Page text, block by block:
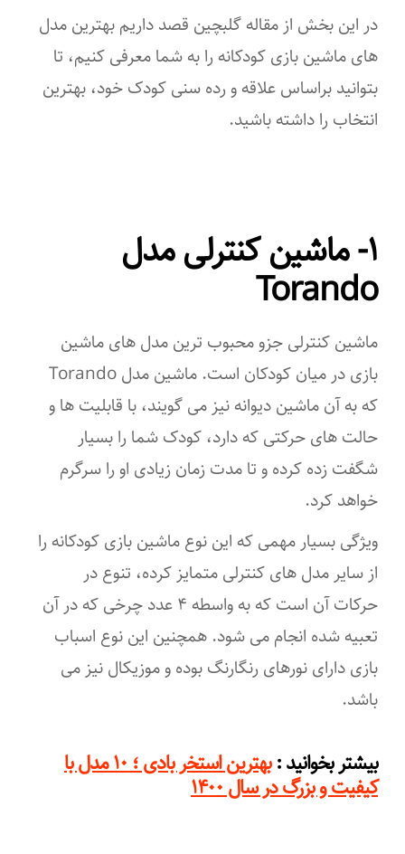
در این بخش از مقاله گلبچین قصد داریم بهترین مدل
های ماشین بازی کودکانه را به شما معرفی کنیم، تا
بتوانید براساس علاقه و رده سنی کودک خود، بهترین
انتخاب را داشته باشید.
۱- ماشین کنترلی مدل
Torando
ماشین کنترلی جزو محبوب ترین مدل های ماشین
بازی در میان کودکان است. ماشین مدل Torando
که به آن ماشین دیوانه نیز می گویند، با قابلیت ها و
حالت های حرکتی که دارد، کودک شما را بسیار
شگفت زده کرده و تا مدت زمان زیادی او را سرگرم
خواهد کرد.
ویژگی بسیار مهمی که این نوع ماشین بازی کودکانه را
از سایر مدل های کنترلی متمایز کرده، تنوع در
حرکات آن است که به واسطه ۴ عدد چرخی که در آن
تعبیه شده انجام می شود. همچنین این نوع اسباب
بازی دارای نورهای رنگارنگ بوده و موزیکال نیز می
باشد.
بیشتر بخوانید :
بهترین استخر بادی ؛ ۱۰ مدل با
کیفیت و بزرگ در سال ۱۴۰۰